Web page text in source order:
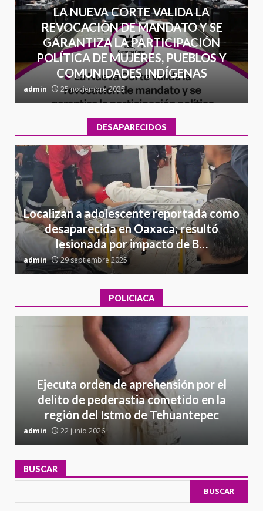
LA NUEVA CORTE VALIDA LA
REVOCACIÓN DE MANDATO Y SE
GARANTIZA LA PARTICIPACIÓN
POLÍTICA DE MUJERES, PUEBLOS Y
COMUNIDADES INDÍGENAS
admin 25 noviembre 2025
DESAPARECIDOS
Localizan a adolescente reportada como
desaparecida en Oaxaca; resultó
lesionada por impacto de B…
admin 29 septiembre 2025
POLICIACA
Ejecuta orden de aprehensión por el
delito de pederastia cometido en la
región del Istmo de Tehuantepec
admin 22 junio 2026
BUSCAR
BUSCAR